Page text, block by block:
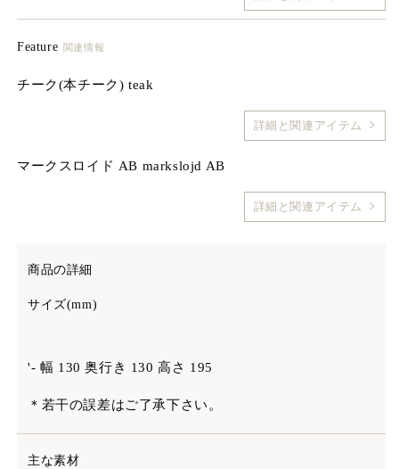
Feature 関連情報
チーク(本チーク) teak
詳細と関連アイテム
マークスロイド AB markslojd AB
詳細と関連アイテム
商品の詳細
サイズ(mm)
'- 幅 130 奥行き 130 高さ 195
＊若干の誤差はご了承下さい。
主な素材